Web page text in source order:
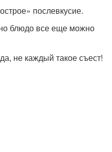
послевкусие.
блюдо все еще можно
не каждый такое съест!